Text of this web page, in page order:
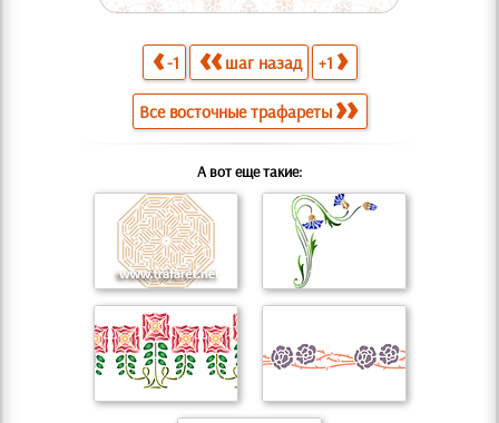
-1 шаг назад +1
Все восточные трафареты
А вот еще такие: